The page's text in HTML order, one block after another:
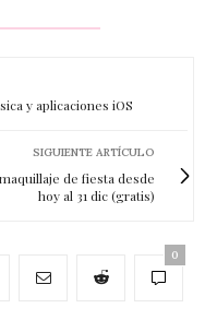
y aplicaciones iOS
SIGUIENTE ARTÍCULO
de fiesta desde
hoy al 31 dic (gratis)
0